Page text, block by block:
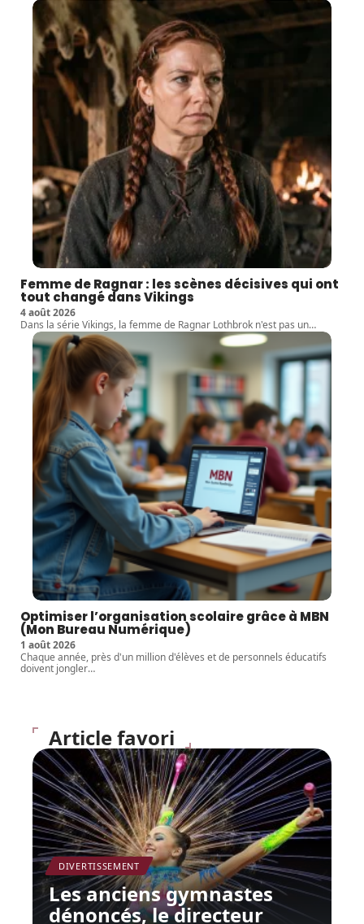
Femme de Ragnar : les scènes décisives qui ont
tout changé dans Vikings
4 août 2026
Dans la série Vikings, la femme de Ragnar Lothbrok n'est pas un…
Optimiser l’organisation scolaire grâce à MBN
(Mon Bureau Numérique)
1 août 2026
Chaque année, près d'un million d'élèves et de personnels éducatifs
doivent jongler…
Article favori
DIVERTISSEMENT
Les anciens gymnastes
dénoncés, le directeur